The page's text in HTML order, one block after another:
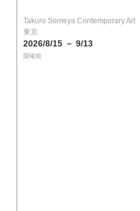
Takuro Someya Contemporary Art
東京
2026/8/15 － 9/13
開催前